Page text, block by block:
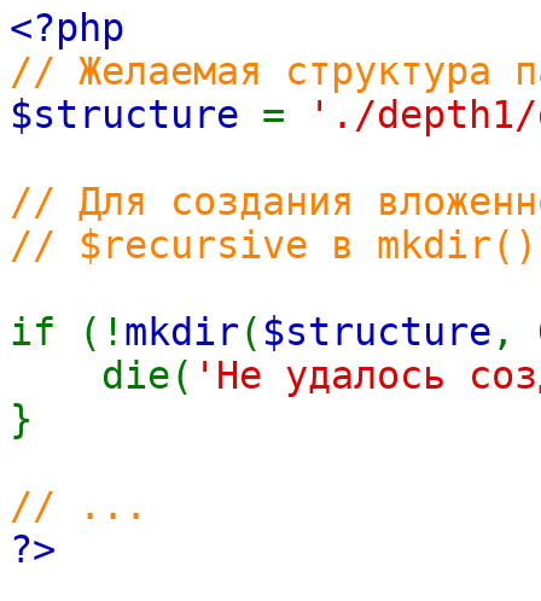
<?php
// Желаемая структура
$structure =
'./depth1/
// Для создания
// $recursive в
if (! mkdir( $structure ,
die( 'Не удалось
}
// ...
?>